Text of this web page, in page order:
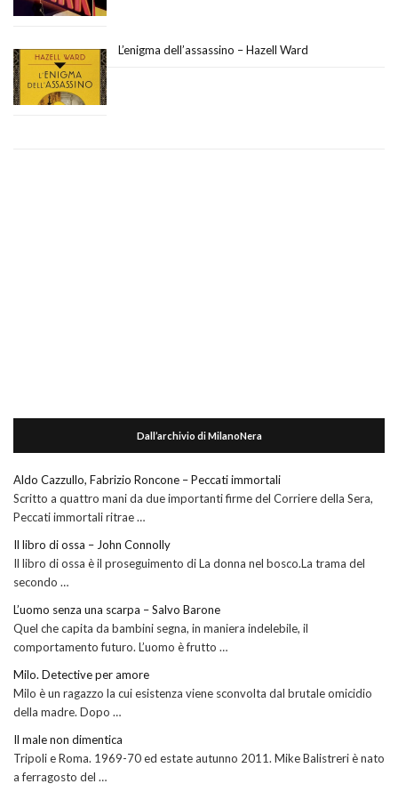
L’enigma dell’assassino – Hazell Ward
Dall’archivio di MilanoNera
Aldo Cazzullo, Fabrizio Roncone – Peccati immortali
Scritto a quattro mani da due importanti firme del Corriere della Sera,
Peccati immortali ritrae …
Il libro di ossa – John Connolly
Il libro di ossa è il proseguimento di La donna nel bosco.La trama del
secondo …
L’uomo senza una scarpa – Salvo Barone
Quel che capita da bambini segna, in maniera indelebile, il
comportamento futuro. L’uomo è frutto …
Milo. Detective per amore
Milo è un ragazzo la cui esistenza viene sconvolta dal brutale omicidio
della madre. Dopo …
Il male non dimentica
Tripoli e Roma. 1969-70 ed estate autunno 2011. Mike Balistreri è nato
a ferragosto del …